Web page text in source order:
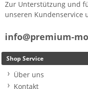
Zur Unterstützung und
unseren Kundenservice
info@premium-
Shop Service
Über uns
Kontakt